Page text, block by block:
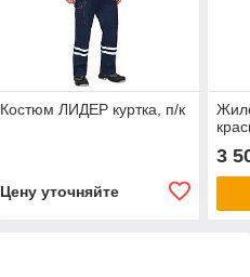
Костюм ЛИДЕР куртка, п/к
Цену уточняйте
3